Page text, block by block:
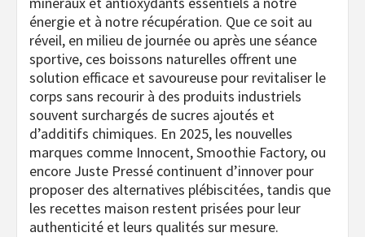
énergie et à notre récupération. Que ce soit au
réveil, en milieu de journée ou après une séance
sportive, ces boissons naturelles offrent une
solution efficace et savoureuse pour revitaliser le
corps sans recourir à des produits industriels
souvent surchargés de sucres ajoutés et
d’additifs chimiques. En 2025, les nouvelles
marques comme Innocent, Smoothie Factory, ou
encore Juste Pressé continuent d’innover pour
proposer des alternatives plébiscitées, tandis que
les recettes maison restent prisées pour leur
authenticité et leurs qualités sur mesure.